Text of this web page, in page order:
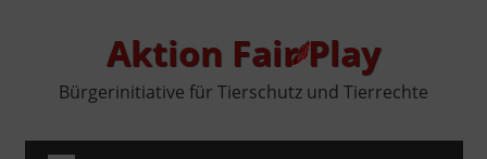
Aktion Fair Play
Bürgerinitiative für Tierschutz und Tierrechte